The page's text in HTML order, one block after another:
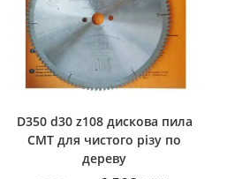
D350 d30 z108 дискова пила
CMT для чистого різу по
дереву